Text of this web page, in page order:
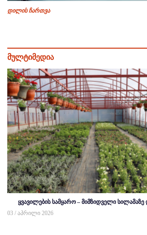
დილის ჩართვა
მულტიმედია
ყვავილების სამყარო – მიმზიდველი
03 / აპრილი 2026